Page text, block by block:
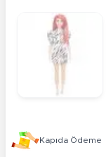
Kapıda Ödeme